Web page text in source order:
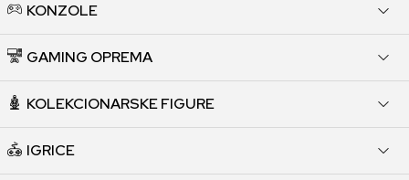
KONZOLE
GAMING OPREMA
KOLEKCIONARSKE FIGURE
IGRICE